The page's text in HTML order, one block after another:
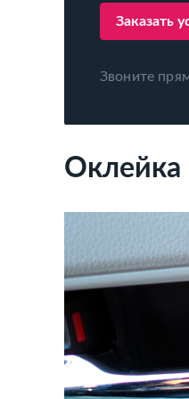
Заказать
Звоните
Оклейка